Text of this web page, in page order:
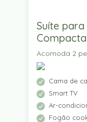
Suíte
Compacta
Acomoda 2
Cama de
Smart TV
Ar-
Fogão